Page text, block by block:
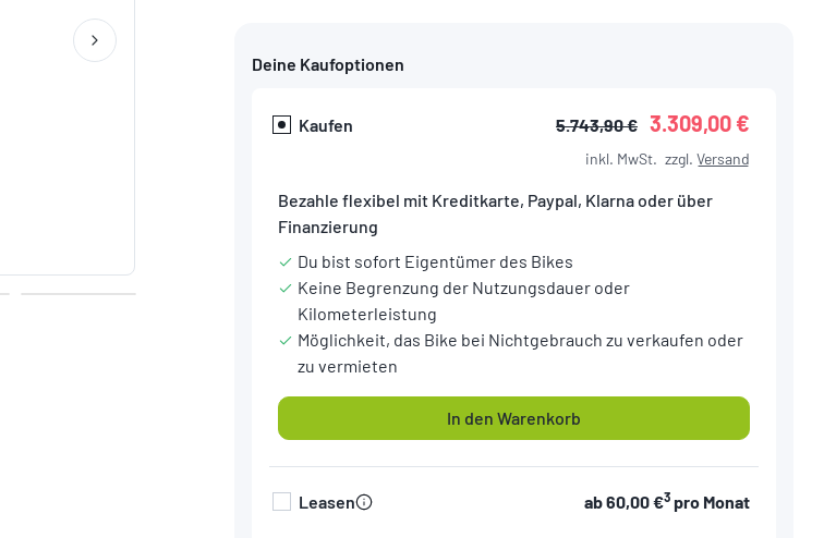
Deine Kaufoptionen
Kaufen 5.743,90 € 3.309,00 €
inkl. MwSt. zzgl. Versand
Bezahle flexibel mit Kreditkarte, Paypal, Klarna oder über
Finanzierung
Du bist sofort Eigentümer des Bikes
Keine Begrenzung der Nutzungsdauer oder
Kilometerleistung
Möglichkeit, das Bike bei Nichtgebrauch zu verkaufen oder
zu vermieten
In den Warenkorb
Leasen ab60,00 €3pro Monat